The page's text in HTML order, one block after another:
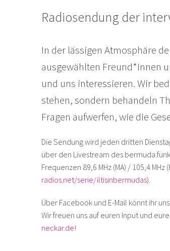
Radiosendung der
In der lässigen Atmosphäre
ausgewählten Freund*innen
und uns interessieren. Wir
stehen, sondern behandeln
Fragen aufwerfen, wie die
Die Sendung wird jeden dritten
über den Livestream des
Frequenzen 89,6 MHz (MA) / 105,4
radios.net/serie/iltisinbermudas).
Über Facebook und E-Mail könnt ihr
Wir freuen uns auf euren Input und
neckar.de!